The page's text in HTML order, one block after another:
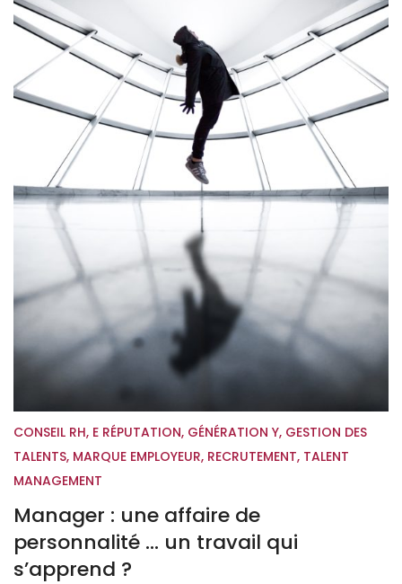
CONSEIL RH, E RÉPUTATION, GÉNÉRATION Y, GESTION DES
TALENTS, MARQUE EMPLOYEUR, RECRUTEMENT, TALENT
MANAGEMENT
Manager : une affaire de
personnalité … un travail qui
s’apprend ?